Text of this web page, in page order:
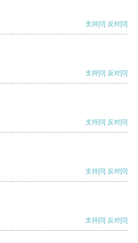
支持[0] 反对[0]
支持[0] 反对[0]
支持[0] 反对[0]
支持[0] 反对[0]
支持[0] 反对[0]